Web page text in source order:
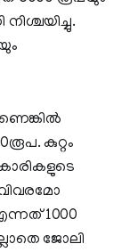
കുറ്റം
1000
ജോലി